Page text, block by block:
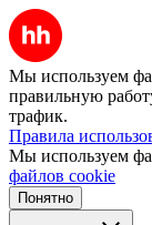
Мы используем
правильную
трафик.
Правила
Мы используем
файлов cookie
Понятно